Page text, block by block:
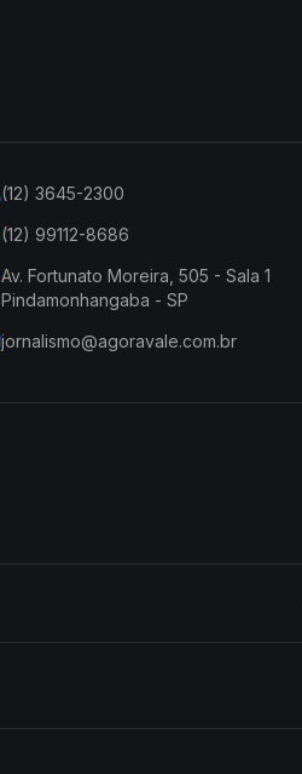
(12) 3645-2300
(12) 99112-8686
Av. Fortunato Moreira, 505 - Sala 1
Pindamonhangaba - SP
jornalismo@agoravale.com.br